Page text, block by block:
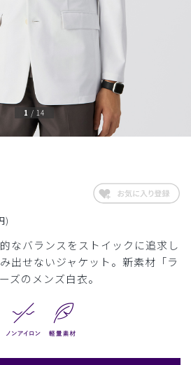
1 / 14
)
なバランスをストイックに追求し
出せないジャケット。新素材「ラ
ズのメンズ白衣。